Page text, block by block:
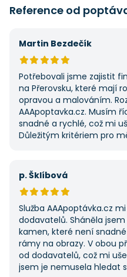
Reference od
Martin Bezdečík
Potřebovali jsme zajistit
na Přerovsku, které mají
opravou a malováním.
AAApoptavka.cz. Musím
snadné a rychlé, což mi
Důležitým kritériem pro
první, ale se službou jsem
umožnila najít rychlé
a příště jejich službu využiji
p. Šklíbová
Služba AAApoptávka.cz
dodavatelů. Sháněla
kamen, které není
rámy na obrazy. V obou
od dodavatelů, což mi
jsem je nemusela hledat